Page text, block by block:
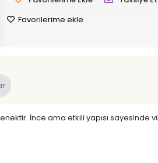
Favorilerime ekle
İnce ama etkili yapısı sayesinde